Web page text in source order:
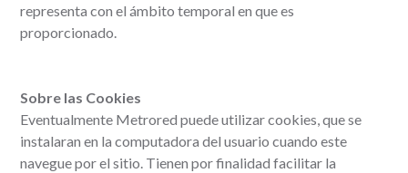
representa con el ámbito temporal en que es
proporcionado.
Sobre las Cookies
Eventualmente Metrored puede utilizar cookies, que se
instalaran en la computadora del usuario cuando este
navegue por el sitio. Tienen por finalidad facilitar la